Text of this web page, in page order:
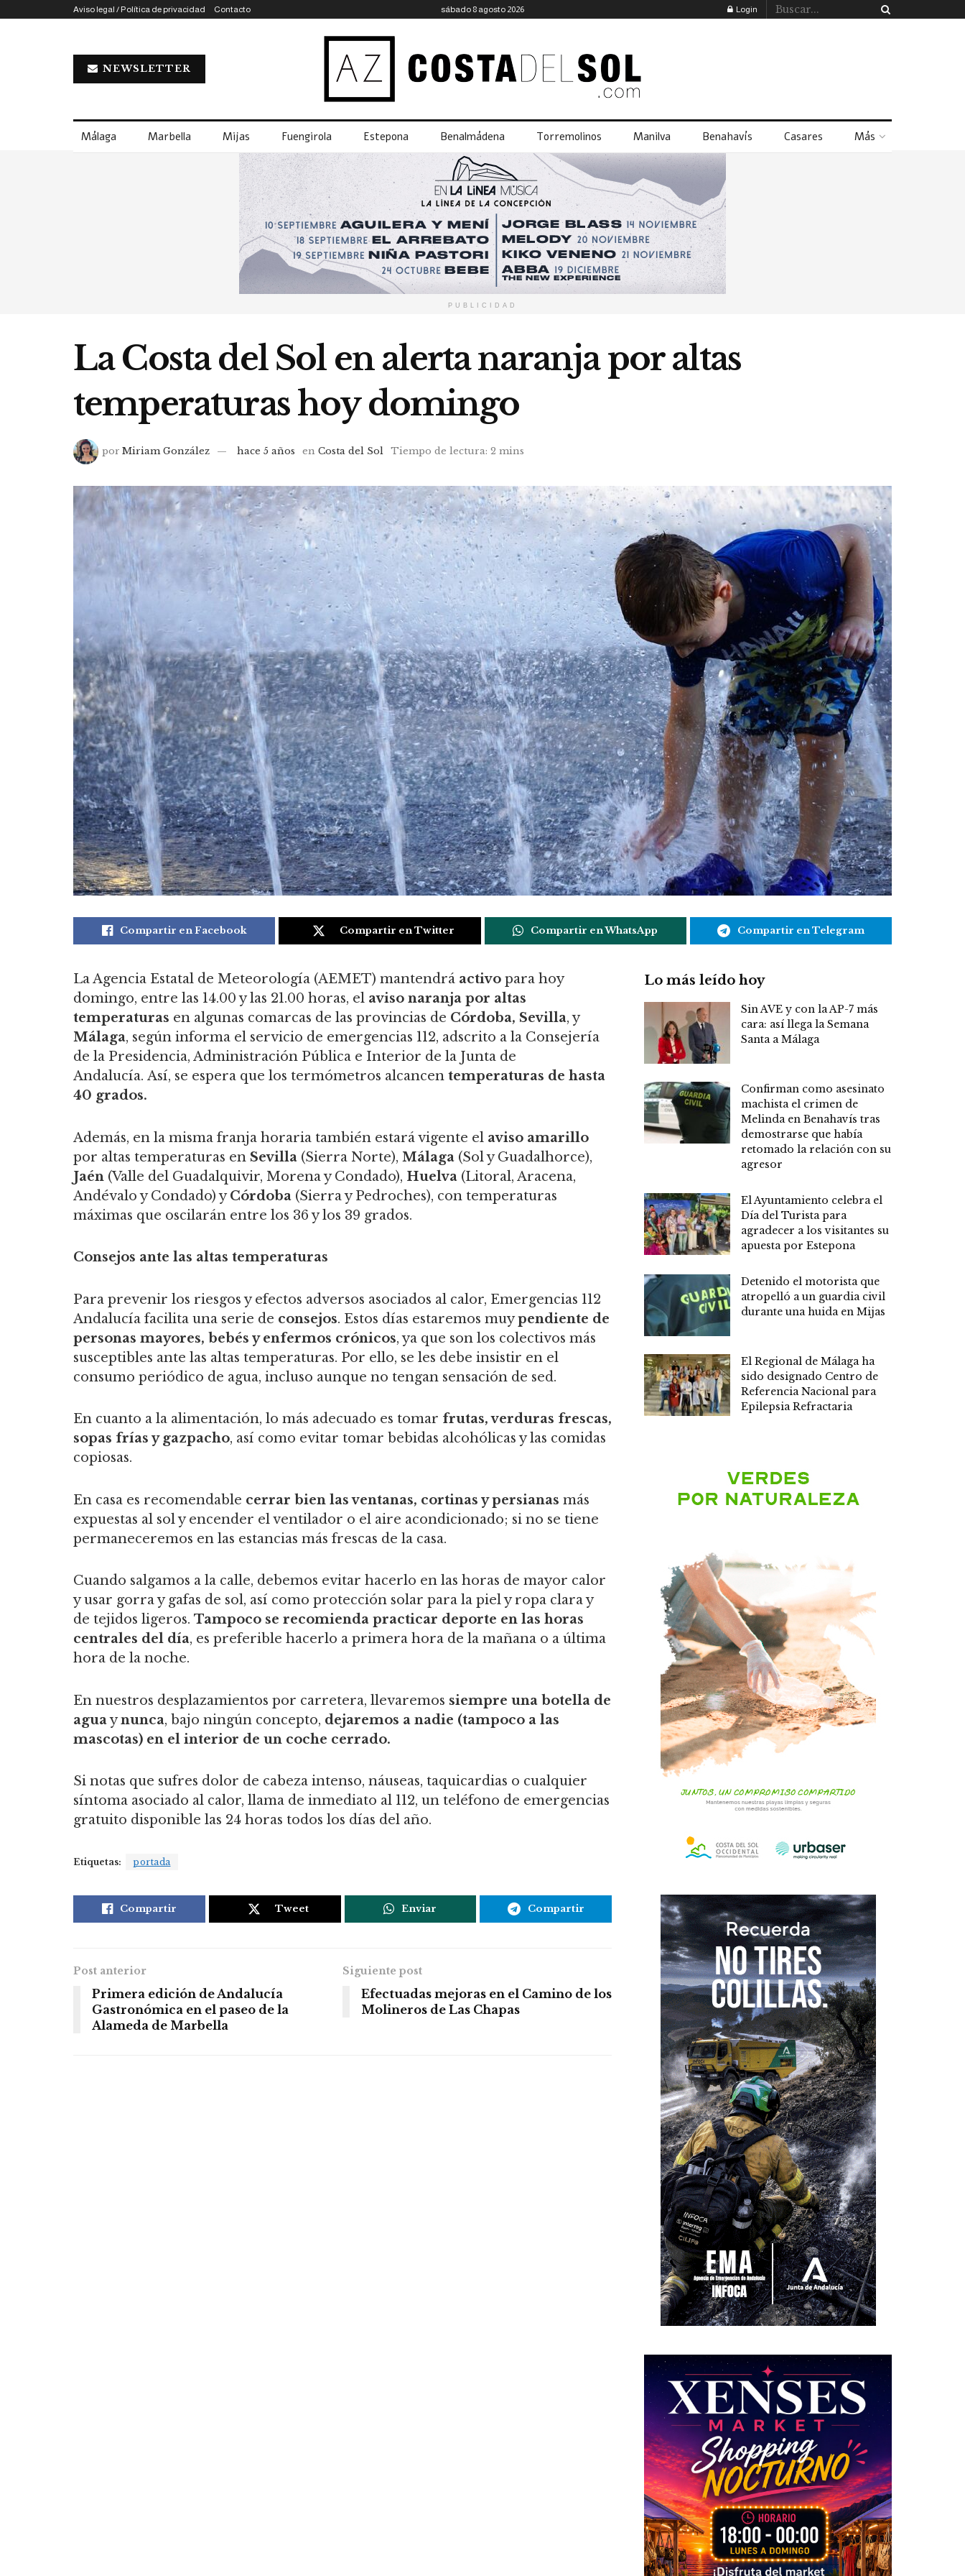
Aviso legal / Política de privacidad Contacto sábado 8 agosto 2026 Login
NEWSLETTER
Málaga Marbella Mijas Fuengirola Estepona Benalmádena Torremolinos Manilva Benahavís Casares Más
PUBLICIDAD
La Costa del Sol en alerta naranja por altas
temperaturas hoy domingo
por Miriam González hace 5 años en Costa del Sol Tiempo de lectura: 2 mins
Compartir en Facebook Compartir en Twitter Compartir en WhatsApp Compartir en Telegram
La Agencia Estatal de Meteorología (AEMET) mantendrá activo para hoy
domingo, entre las 14.00 y las 21.00 horas, el aviso naranja por altas
temperaturas en algunas comarcas de las provincias de Córdoba, Sevilla, y
Málaga, según informa el servicio de emergencias 112, adscrito a la Consejería
de la Presidencia, Administración Pública e Interior de la Junta de
Andalucía. Así, se espera que los termómetros alcancen temperaturas de hasta
40 grados.
Además, en la misma franja horaria también estará vigente el aviso amarillo
por altas temperaturas en Sevilla (Sierra Norte), Málaga (Sol y Guadalhorce),
Jaén (Valle del Guadalquivir, Morena y Condado), Huelva (Litoral, Aracena,
Andévalo y Condado) yCórdoba (Sierra y Pedroches), con temperaturas
máximas que oscilarán entre los 36 y los 39 grados.
Consejos ante las altas temperaturas
Para prevenir los riesgos y efectos adversos asociados al calor, Emergencias 112
Andalucía facilita una serie de consejos. Estos días estaremos muypendiente de
personas mayores, bebés y enfermos crónicos, ya que son los colectivos más
susceptibles ante las altas temperaturas. Por ello, se les debe insistir en el
consumo periódico de agua, incluso aunque no tengan sensación de sed.
En cuanto a la alimentación, lo más adecuado es tomar frutas, verduras frescas,
sopas frías y gazpacho, así como evitar tomar bebidas alcohólicas y las comidas
copiosas.
En casa es recomendable cerrar bien las ventanas, cortinas y persianas más
expuestas al sol y encender el ventilador o el aire acondicionado; si no se tiene
permaneceremos en las estancias más frescas de la casa.
Cuando salgamos a la calle, debemos evitar hacerlo en las horas de mayor calor
y usar gorra y gafas de sol, así como protección solar para la piel y ropa clara y
de tejidos ligeros. Tampoco se recomienda practicar deporte en las horas
centrales del día, es preferible hacerlo a primera hora de la mañana o a última
hora de la noche.
En nuestros desplazamientos por carretera, llevaremos siempre una botella de
aguaynunca, bajo ningún concepto, dejaremos a nadie (tampoco a las
mascotas) en el interior de un coche cerrado.
Si notas que sufres dolor de cabeza intenso, náuseas, taquicardias o cualquier
síntoma asociado al calor, llama de inmediato al 112, un teléfono de emergencias
gratuito disponible las 24 horas todos los días del año.
Etiquetas: portada
Compartir Tweet Enviar Compartir
Post anterior
Primera edición de Andalucía
Gastronómica en el paseo de la
Alameda de Marbella
Siguiente post
Efectuadas mejoras en el Camino de los
Molineros de Las Chapas
Lo más leído hoy
Sin AVE y con la AP-7 más
cara: así llega la Semana
Santa a Málaga
Confirman como asesinato
machista el crimen de
Melinda en Benahavís tras
demostrarse que había
retomado la relación con su
agresor
El Ayuntamiento celebra el
Día del Turista para
agradecer a los visitantes su
apuesta por Estepona
Detenido el motorista que
atropelló a un guardia civil
durante una huida en Mijas
El Regional de Málaga ha
sido designado Centro de
Referencia Nacional para
Epilepsia Refractaria